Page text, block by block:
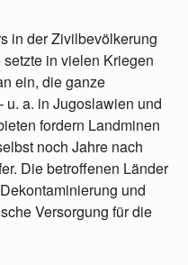
in der Zivilbevölkerung
in vielen Kriegen
ein, die ganze
u. a. in Jugoslawien und
fordern Landminen
noch Jahre nach
Die betroffenen Länder
und
Versorgung für die